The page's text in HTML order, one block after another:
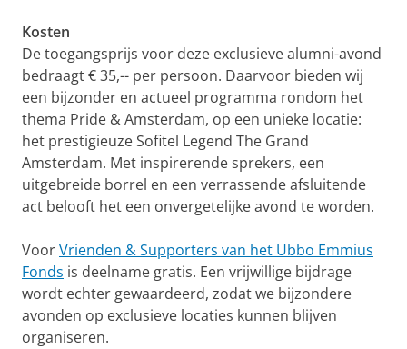
Kosten
De toegangsprijs voor deze exclusieve alumni-avond
bedraagt € 35,-- per persoon. Daarvoor bieden wij
een bijzonder en actueel programma rondom het
thema Pride & Amsterdam, op een unieke locatie:
het prestigieuze Sofitel Legend The Grand
Amsterdam. Met inspirerende sprekers, een
uitgebreide borrel en een verrassende afsluitende
act belooft het een onvergetelijke avond te worden.
VoorVrienden & Supporters van het Ubbo Emmius
Fonds is deelname gratis. Een vrijwillige bijdrage
wordt echter gewaardeerd, zodat we bijzondere
avonden op exclusieve locaties kunnen blijven
organiseren.